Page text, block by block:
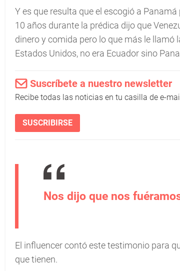
Y es que resulta que el escogió a
10 años durante la prédica dijo que
dinero y comida pero lo que más le llamó
Estados Unidos, no era Ecuador sino
Suscríbete a nuestro newsletter
Recibe todas las noticias en tu casilla de e-
SUSCRIBIRSE
Nos dijo que nos
El influencer contó este testimonio para
que tienen.